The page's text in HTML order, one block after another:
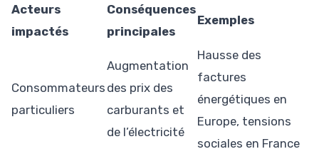
Acteurs
impactés
Conséquences
principales
Exemples
Consommateurs
particuliers
Augmentation
des prix des
carburants et
de l’électricité
Hausse des
factures
énergétiques en
Europe, tensions
sociales en France